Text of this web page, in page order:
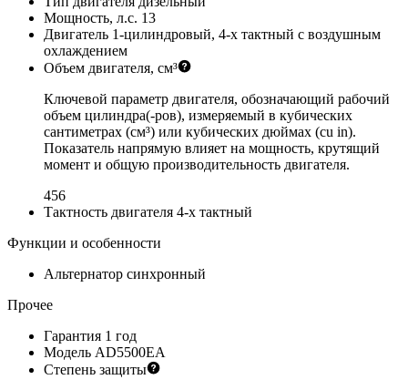
Мощность, л.с. 13
Двигатель 1-цилиндровый, 4-х тактный с воздушным
охлаждением
Объем двигателя, см³
Ключевой параметр двигателя, обозначающий рабочий
объем цилиндра(-ров), измеряемый в кубических
сантиметрах (см³) или кубических дюймах (cu in).
Показатель напрямую влияет на мощность, крутящий
момент и общую производительность двигателя.
456
Тактность двигателя 4-х тактный
Функции и особенности
Альтернатор синхронный
Прочее
Гарантия 1 год
Модель AD5500EA
Степень защиты